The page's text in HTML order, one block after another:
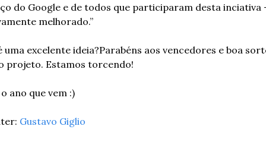
do Google e de todos que participaram desta inciativa
melhorado.”
uma excelente ideia?Parabéns aos vencedores e boa
projeto. Estamos torcendo!
ano que vem :)
Gustavo Giglio